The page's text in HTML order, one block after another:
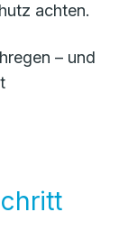
achten.
– und